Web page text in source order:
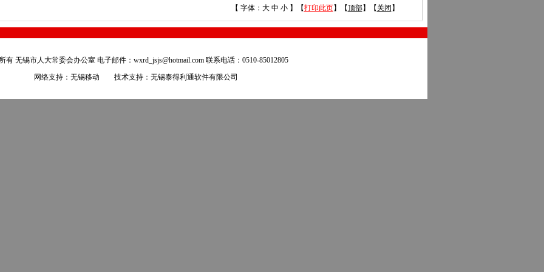
【 字体： 大 中 小】【打印此页】【顶部】【 关闭 】
有 无锡市人大常委会办公室 电子邮件：wxrd_jsjs@hotmail.com 联系电话：0510-85012805
网络支持：无锡移动 技术支持： 无锡泰得利通软件有限公司